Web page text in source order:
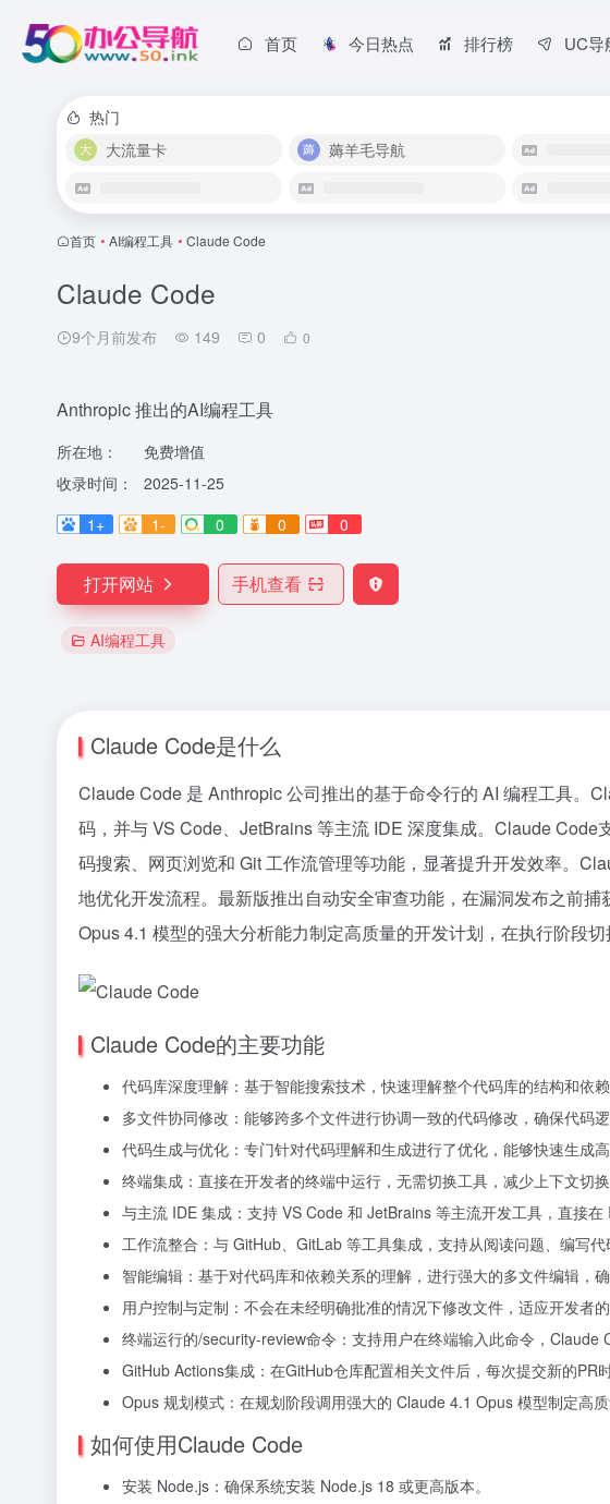
首页 今日热点 排行榜 UC导
热门
大流量卡
薅羊毛导航
首页 • AI编程工具 • Claude Code
Claude Code
9个月前发布 149 0 0
Anthropic 推出的AI编程工具
所在地：
免费增值
收录时间：
2025-11-25
1+
1- 0 0 0
打开网站 手机查看
AI编程工具
Claude Code是什么
Claude Code 是 Anthropic 公司推出的基于命令行的 AI 编程工具。
码，并与 VS Code、JetBrains 等主流 IDE 深度集成。Claude
码搜索、网页浏览和 Git 工作流管理等功能，显著提升开发效率。
地优化开发流程。最新版推出自动安全审查功能，在漏洞发布之前
Opus 4.1 模型的强大分析能力制定高质量的开发计划，在执行阶段
Claude Code的主要功能
代码库深度理解：基于智能搜索技术，快速理解整个代码库的结构和依
多文件协同修改：能够跨多个文件进行协调一致的代码修改，确保代码逻
代码生成与优化：专门针对代码理解和生成进行了优化，能够快速生成
终端集成：直接在开发者的终端中运行，无需切换工具，减少上下文切换
与主流 IDE 集成：支持 VS Code 和 JetBrains 等主流开发工具，直接在
工作流整合：与 GitHub、GitLab 等工具集成，支持从阅读问题、编写代
智能编辑：基于对代码库和依赖关系的理解，进行强大的多文件编辑，
用户控制与定制：不会在未经明确批准的情况下修改文件，适应开发者
终端运行的/security-review命令：支持用户在终端输入此命令，Claude
GitHub Actions集成：在GitHub仓库配置相关文件后，每次提交新的PR
Opus 规划模式：在规划阶段调用强大的 Claude 4.1 Opus 模型制定高
如何使用Claude Code
安装 Node.js：确保系统安装 Node.js 18 或更高版本。